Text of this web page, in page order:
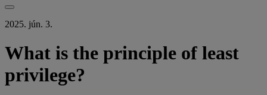
2025. jún. 3.
What is the principle of least
privilege?